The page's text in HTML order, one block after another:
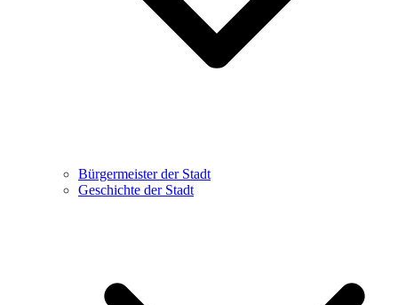
Bürgermeister der Stadt
Geschichte der Stadt